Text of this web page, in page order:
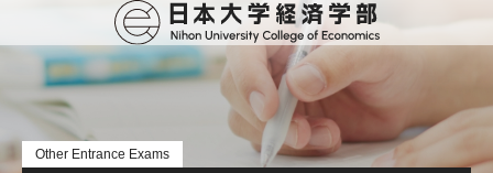
Other Entrance Exams